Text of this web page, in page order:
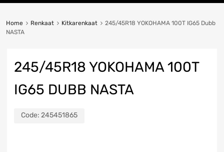
Home Renkaat Kitkarenkaat
245/45R18 YOKOHAMA 100T IG65 Dubb
NASTA
245/45R18 YOKOHAMA 100T
IG65 DUBB NASTA
Code: 245451865